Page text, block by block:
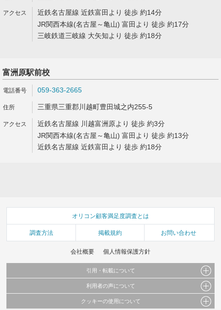
近鉄名古屋線 近鉄富田より 徒歩 約14分
JR関西本線(名古屋～亀山) 富田より 徒歩 約17分
三岐鉄道三岐線 大矢知より 徒歩 約18分
富洲原駅前校
059-363-2665
三重県三重郡川越町豊田城之内255-5
近鉄名古屋線 川越富洲原より 徒歩 約3分
JR関西本線(名古屋～亀山) 富田より 徒歩 約13分
近鉄名古屋線 近鉄富田より 徒歩 約18分
オリコン顧客満足度調査とは
調査方法 掲載規約 お問い合わせ
会社概要 個人情報保護方針
引用・転載について
当サイトで公開されている情報（文字、写真、イラスト、画像データ等）及びこれらの配
これらの情報を権利者の許可なく無断転載・複製などの二次利用を行うことは固く禁じて
利用者の声について
当サイトに掲載している内容はすべてサービスの利用者が提出された見解・感想です。
クッキーの使用について